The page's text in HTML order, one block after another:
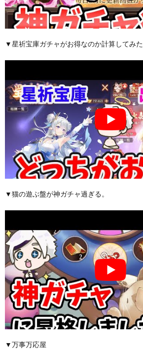
▼星祈宝庫ガチャがお得なのか計算してみた
▼猫の遊ぶ盤が神ガチャ過ぎる。
▼万事万応屋